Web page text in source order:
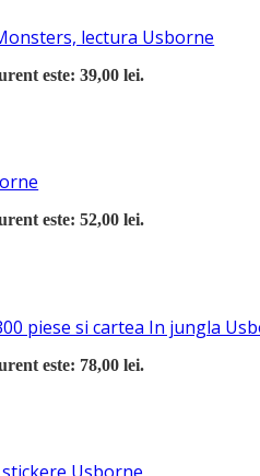
lectura Usborne
este: 39,00 lei.
este: 52,00 lei.
piese si cartea In jungla
este: 78,00 lei.